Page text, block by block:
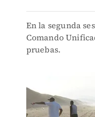
En la segunda
Comando
pruebas.